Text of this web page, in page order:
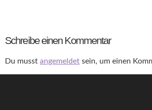
Schreibe einen Kommentar
Du musst angemeldet sein, um einen